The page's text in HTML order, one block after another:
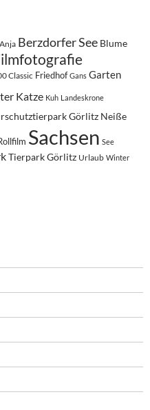
Anja Berzdorfer See Blume
Classic Friedhof Gans Garten
Katze Kuh Landeskrone
Görlitz Neiße
Sachsen See
Tierpark Görlitz Urlaub Winter